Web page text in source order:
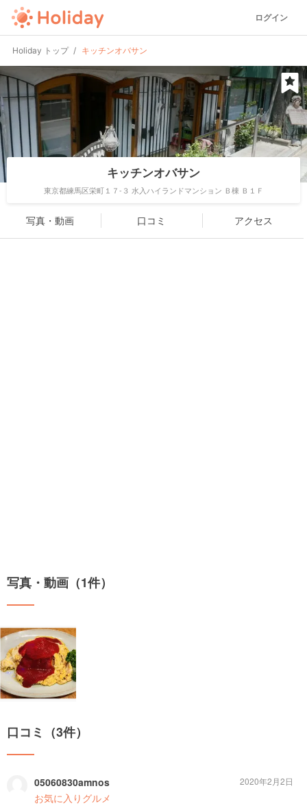
ログイン
Holiday トップ キッチンオバサン
キッチンオバサン
東京都練馬区栄町１７-３ 水入ハイランドマンション Ｂ棟 Ｂ１Ｆ
写真・動画 口コミ アクセス
写真・動画（1件）
口コミ（3件）
05060830amnos
お気に入りグルメ
2020年2月2日